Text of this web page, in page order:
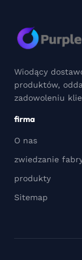
Wiodący
produktów,
zadowoleniu
firma
O nas
zwiedzanie
produkty
Sitemap